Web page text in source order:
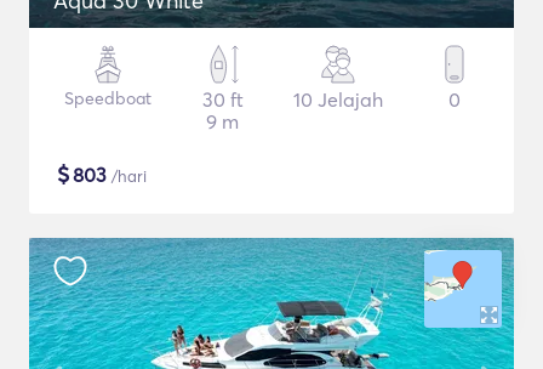
Speedboat
30 ft
9 m
10 Jelajah 0
$803 /hari